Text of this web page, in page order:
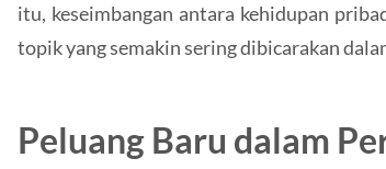
itu, keseimbangan antara kehidupan
topik yang semakin sering dibicarakan
Peluang Baru dalam